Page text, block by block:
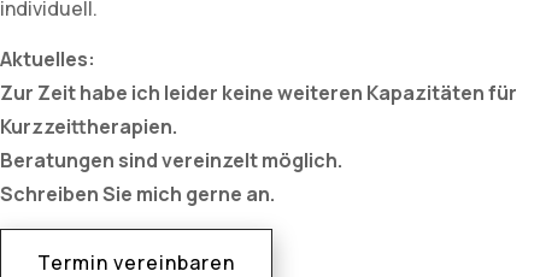
individuell.
Aktuelles:
Zur Zeit habe ich leider keine weiteren Kapazitäten für
Kurzzeittherapien.
Beratungen sind vereinzelt möglich.
Schreiben Sie mich gerne an.
Termin vereinbaren